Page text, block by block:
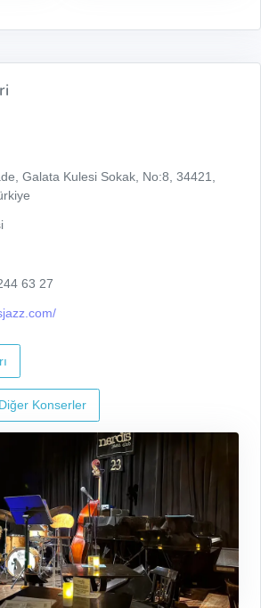
Galata Kulesi Sokak, No:8, 34421,
63 27
Konserler